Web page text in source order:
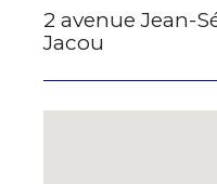
J'accepte les
2 avenue Jean-
Jacou